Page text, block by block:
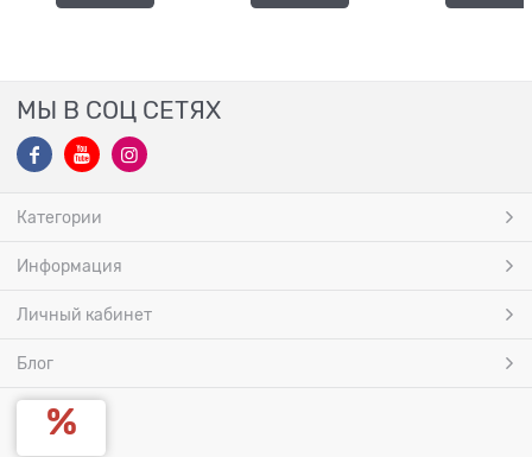
МЫ В СОЦ СЕТЯХ
Категории
Информация
Личный кабинет
Блог